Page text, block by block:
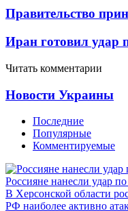
Правительство
Иран готовил удар
Читать комментарии
Новости Украины
Последние
Популярные
Комментируемые
Россияне нанесли удар
В Херсонской области
РФ наиболее активно